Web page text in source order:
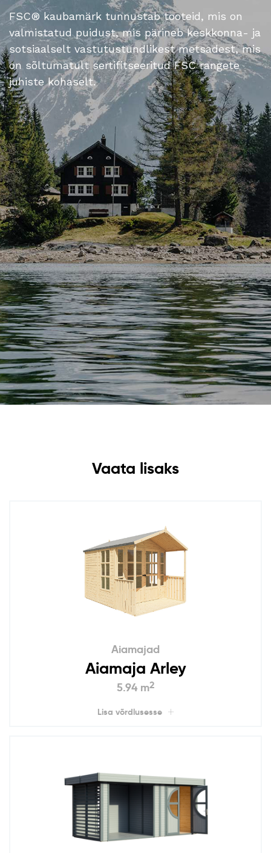
FSC® kaubamärk tunnustab tooteid, mis on
valmistatud puidust, mis pärineb keskkonna- ja
sotsiaalselt vastutustundlikest metsadest, mis
on sõltumatult sertifitseeritud FSC rangete
juhiste kohaselt.
Vaata lisaks
Aiamajad
Aiamaja Arley
5.94 m2
Lisa võrdlusesse